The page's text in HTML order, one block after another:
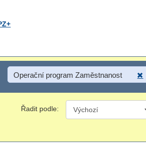
Operační program Zaměstnanost
Řadit podle: